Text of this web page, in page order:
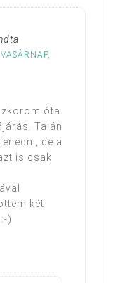
óta
Talán
de a
is csak
két
)